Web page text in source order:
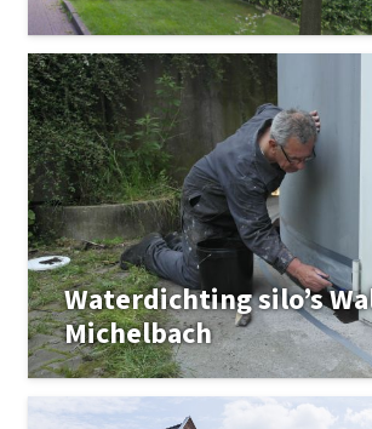
Waterdichting silo’s
Michelbach